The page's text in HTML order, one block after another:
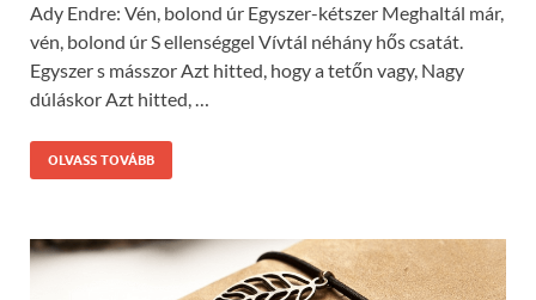
Ady Endre: Vén, bolond úr Egyszer-kétszer Meghaltál már,
vén, bolond úr S ellenséggel Vívtál néhány hős csatát.
Egyszer s másszor Azt hitted, hogy a tetőn vagy, Nagy
dúláskor Azt hitted, …
OLVASS TOVÁBB